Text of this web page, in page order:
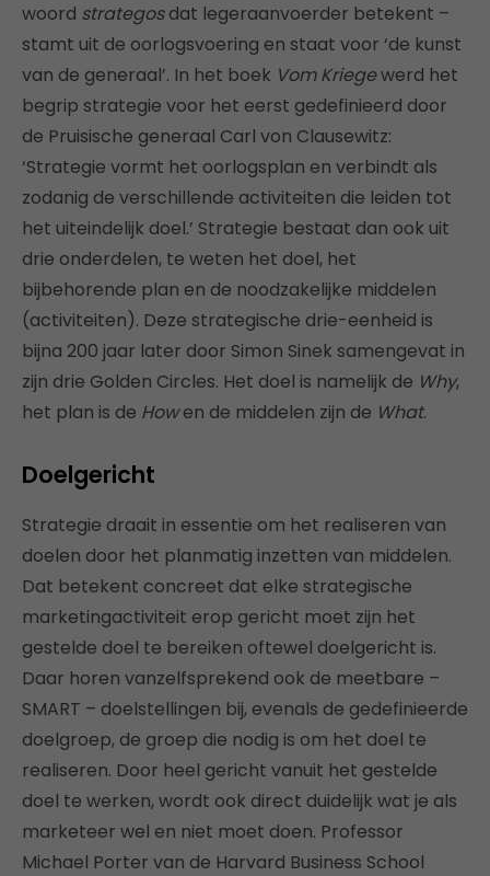
woord strategosdat legeraanvoerder betekent –
stamt uit de oorlogsvoering en staat voor ‘de kunst
van de generaal’. In het boek Vom Kriegewerd het
begrip strategie voor het eerst gedefinieerd door
de Pruisische generaal Carl von Clausewitz:
‘Strategie vormt het oorlogsplan en verbindt als
zodanig de verschillende activiteiten die leiden tot
het uiteindelijk doel.’ Strategie bestaat dan ook uit
drie onderdelen, te weten het doel, het
bijbehorende plan en de noodzakelijke middelen
(activiteiten). Deze strategische drie-eenheid is
bijna 200 jaar later door Simon Sinek samengevat in
zijn drie Golden Circles. Het doel is namelijk de Why,
het plan is de Howen de middelen zijn de What.
Doelgericht
Strategie draait in essentie om het realiseren van
doelen door het planmatig inzetten van middelen.
Dat betekent concreet dat elke strategische
marketingactiviteit erop gericht moet zijn het
gestelde doel te bereiken oftewel doelgericht is.
Daar horen vanzelfsprekend ook de meetbare –
SMART – doelstellingen bij, evenals de gedefinieerde
doelgroep, de groep die nodig is om het doel te
realiseren. Door heel gericht vanuit het gestelde
doel te werken, wordt ook direct duidelijk wat je als
marketeer wel en niet moet doen. Professor
Michael Porter van de Harvard Business School